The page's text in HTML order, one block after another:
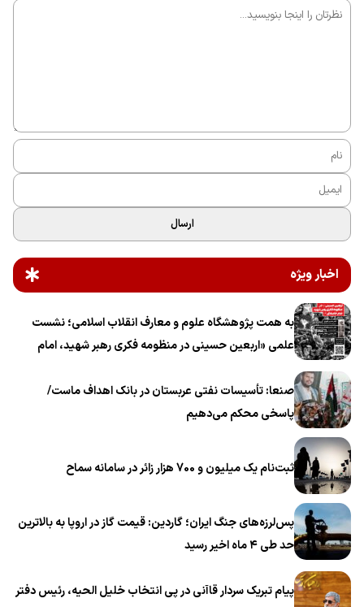
ارسال
اخبار ویژه
به همت پژوهشگاه علوم و معارف انقلاب اسلامی؛ نشست
علمی «اربعین حسینی در منظومه فکری رهبر شهید، امام
صنعا: تأسیسات نفتی عربستان در بانک اهداف ماست/
پاسخی محکم می‌دهیم
ثبت‌نام یک میلیون و 700 هزار زائر در سامانه سماح ‌
پس‌لرزه‌های جنگ ایران؛ گاردین: قیمت گاز در اروپا به بالاترین
حد طی ۴ ماه اخیر رسید
پیام تبریک سردار قاآنی در پی انتخاب خلیل الحیه، رئیس دفتر